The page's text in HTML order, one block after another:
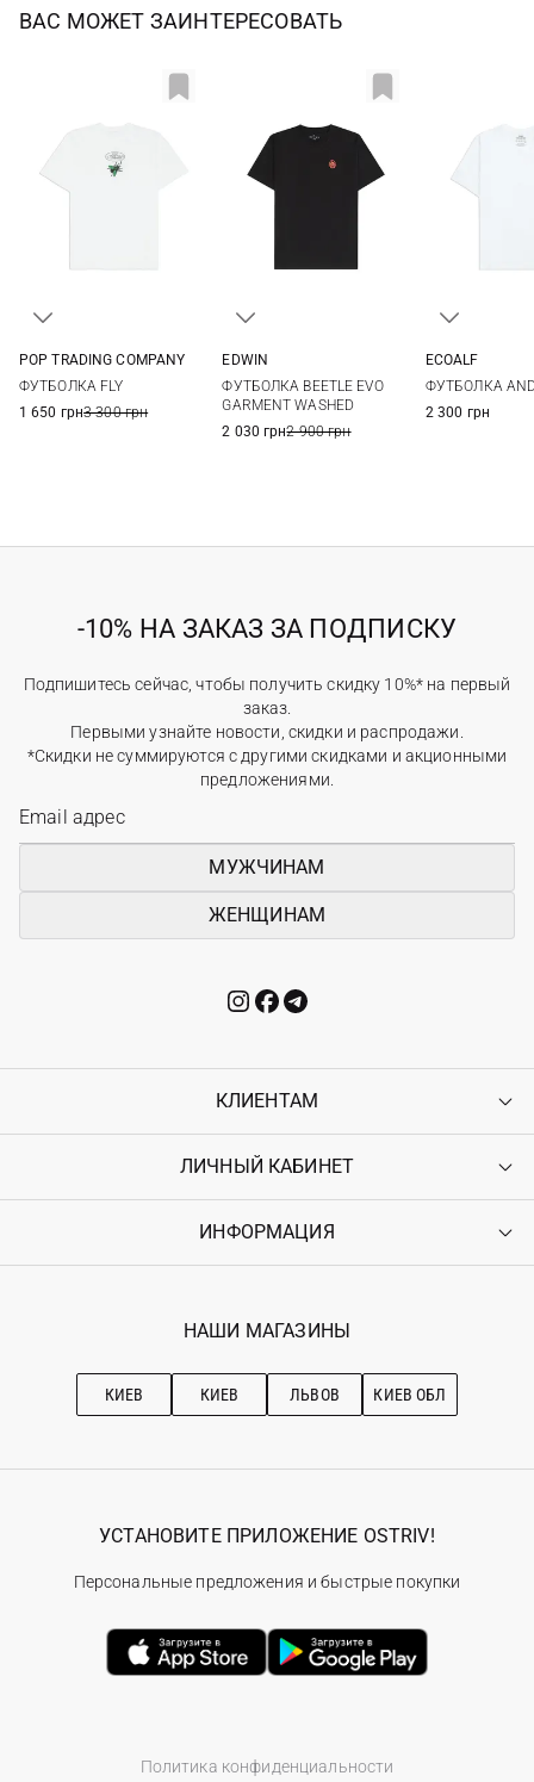
ВАС МОЖЕТ ЗАИНТЕРЕСОВАТЬ
POP TRADING COMPANY
ФУТБОЛКА FLY
1 650 грн3 300 грн
XXL
EDWIN
ФУТБОЛКА BEETLE EVO
GARMENT WASHED
2 030 грн2 900 грн
ECOALF
ФУТБОЛКА
2 300 грн
-10% НА ЗАКАЗ ЗА ПОДПИСКУ
Подпишитесь сейчас, чтобы получить скидку 10%* на первый
заказ.
Первыми узнайте новости, скидки и распродажи.
*Скидки не суммируются с другими скидками и акционными
предложениями.
МУЖЧИНАМ
ЖЕНЩИНАМ
КЛИЕНТАМ
Контакты
Возврат
Гарантия
ЛИЧНЫЙ КАБИНЕТ
Войти
Ostriv Club+
ИНФОРМАЦИЯ
Наши магазини
Рекомендации по уходу
НАШИ МАГАЗИНЫ
КИЕВ КИЕВ ЛЬВОВ КИЕВ ОБЛ
Политика конфиденциальности
УСТАНОВИТЕ ПРИЛОЖЕНИЕ OSTRIV!
Персональные предложения и быстрые покупки